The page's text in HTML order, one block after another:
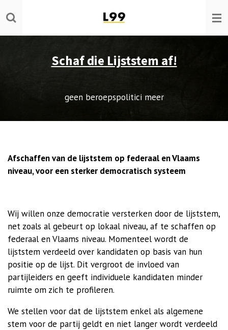
Ga
direct
naar
hoofdinhoudSchaf die Lijststem af!
geen beroepspolitici meer
Afschaffen van de lijststem op federaal en Vlaams
niveau, voor een sterker democratisch systeem
Wij willen onze democratie versterken door de lijststem,
net zoals al gebeurt op lokaal niveau, af te schaffen op
federaal en Vlaams niveau. Momenteel wordt de
lijststem verdeeld over kandidaten op basis van hun
positie op de lijst. Dit vergroot de invloed van
partijleiders en geeft individuele kandidaten minder
ruimte om zich te profileren.
We stellen voor dat de lijststem enkel als algemene
stem voor de partij geldt en niet langer wordt verdeeld